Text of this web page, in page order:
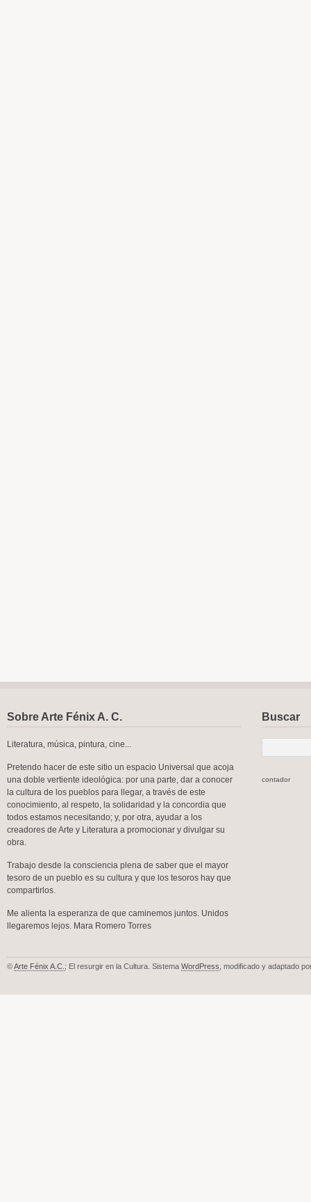
Sobre Arte Fénix A. C.
Literatura, música, pintura, cine...
Pretendo hacer de este sitio un espacio Universal que acoja
una doble vertiente ideológica: por una parte, dar a conocer
la cultura de los pueblos para llegar, a través de este
conocimiento, al respeto, la solidaridad y la concordia que
todos estamos necesitando; y, por otra, ayudar a los
creadores de Arte y Literatura a promocionar y divulgar su
obra.
Trabajo desde la consciencia plena de saber que el mayor
tesoro de un pueblo es su cultura y que los tesoros hay que
compartirlos.
Me alienta la esperanza de que caminemos juntos. Unidos
llegaremos lejos. Mara Romero Torres
Buscar
contador
©Arte Fénix A.C. ; El resurgir en la Cultura. Sistema WordPress , modificado y adaptado